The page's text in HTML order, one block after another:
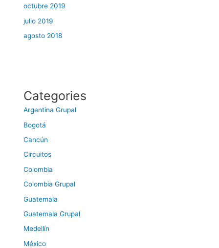
octubre 2019
julio 2019
agosto 2018
Categories
Argentina Grupal
Bogotá
Cancún
Circuitos
Colombia
Colombia Grupal
Guatemala
Guatemala Grupal
Medellín
México